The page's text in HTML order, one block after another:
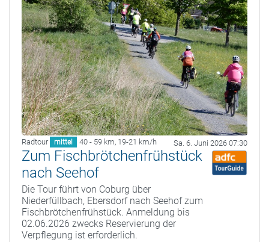
Radtour mittel 40 - 59 km, 19-21 km/h Sa. 6. Juni 2026 07:30
Zum Fischbrötchenfrühstück
nach Seehof
Die Tour führt von Coburg über
Niederfüllbach, Ebersdorf nach Seehof zum
Fischbrötchenfrühstück. Anmeldung bis
02.06.2026 zwecks Reservierung der
Verpflegung ist erforderlich.